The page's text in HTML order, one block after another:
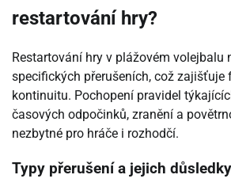
restartování hry?
Restartování hry v plážovém volejbalu
specifických přerušeních, což zajišťuje
kontinuitu. Pochopení pravidel
časových odpočinků, zranění a
nezbytné pro hráče i rozhodčí.
Typy přerušení a jejich důsledky